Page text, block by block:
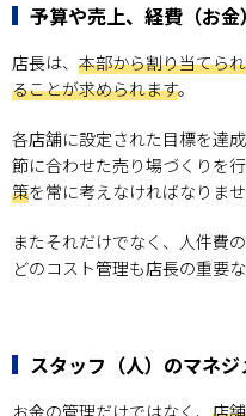
予算や売上、経費（お
店長は、 本部から割り当てら
ることが求められます。
各店舗に設定された目標を達
節に合わせた売り場づくりを行
策を常に考えなければなりませ
またそれだけでなく、人件費
どのコスト管理も店長の重要な
スタッフ（人）のマネジ